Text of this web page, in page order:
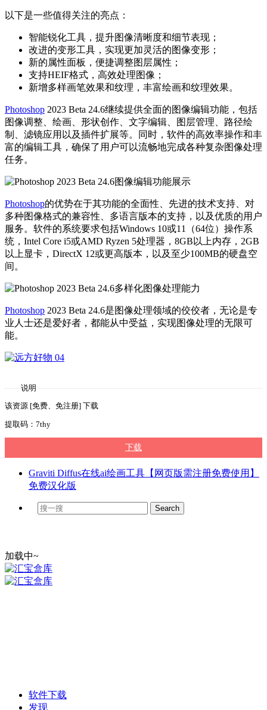
以下是一些值得关注的亮点：
智能锐化工具，提升图像清晰度和细节表现；
改进的变形工具，实现更加灵活的图像变形；
新的属性面板，便捷调整图层属性；
支持HEIF格式，高效处理图像；
新增多样画笔效果和纹理，丰富绘画和纹理效果。
Photoshop 2023 Beta 24.6继续提供全面的图像编辑功能，包括
图像调整、绘画、形状创作、文字编辑、图层管理、路径绘
制、滤镜应用以及插件扩展等。同时，软件的高效率操作和丰
富的编辑工具，确保了用户可以流畅地完成各种复杂图像处理
任务。
Photoshop的优势在于其功能的全面性、先进的技术支持、对
多种图像格式的兼容性、多语言版本的支持，以及优质的用户
服务。软件的系统要求包括Windows 10或11（64位）操作系
统，Intel Core i5或AMD Ryzen 5处理器，8GB以上内存，2GB
以上显卡，DirectX 12或更高版本，以及至少100MB的硬盘空
间。
Photoshop 2023 Beta 24.6是图像处理领域的佼佼者，无论是专
业人士还是爱好者，都能从中受益，实现图像处理的无限可
能。
说明
该资源 [免费、免注册] 下载
提取码：7thy
下载
Graviti Diffus在线ai绘画工具【网页版需注册免费使用】
免费汉化版
加载中~
软件下载
发现